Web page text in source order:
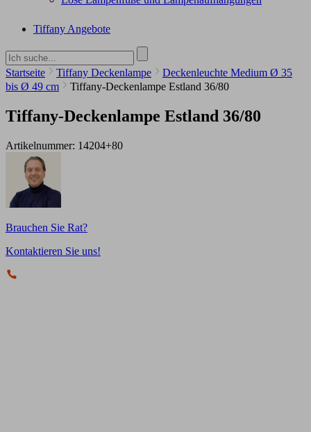
Tiffany Angebote
Startseite Tiffany Deckenlampe
Deckenleuchte Medium Ø 35
bis Ø 49 cm
Tiffany-Deckenlampe Estland 36/80
Tiffany-Deckenlampe Estland 36/80
Artikelnummer: 14204+80
Brauchen Sie Rat?
Kontaktieren Sie uns!